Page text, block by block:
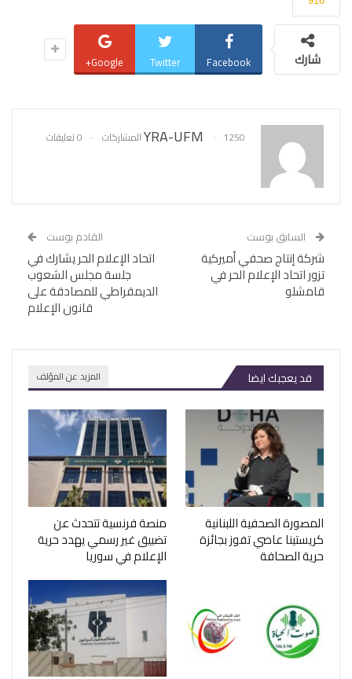
شارك Facebook
Twitter
Google+
YRA-UFM 1250 المشاركات 0 تعليقات
السابق بوست
شركة إنتاج صحفي أميركية
تزور اتحاد الإعلام الحر في
قامشلو
القادم بوست
اتحاد الإعلام الحر يشارك في
جلسة مجلس الشعوب
الديمقراطي للمصادقة على
قانون الإعلام
قد يعجبك ايضا المزيد عن المؤلف
المصورة الصحفية اللبنانية
كريستينا عاصي تفوز بجائزة
حرية الصحافة
منصة فرنسية تتحدث عن
تضييق غير رسمي يهدد حرية
الإعلام في سوريا